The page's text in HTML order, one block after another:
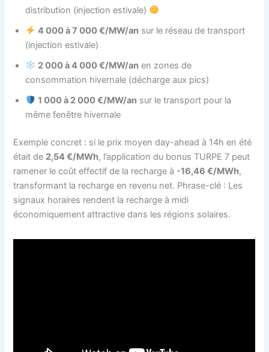
distribution (injection estivale)
4 000 à 7 000 €/MW/an sur le réseau de transport
(injection estivale)
2 000 à 4 000 €/MW/an en zones de
consommation hivernale (décharge aux pics)
1 000 à 2 000 €/MW/an sur le transport pour la
même fenêtre hivernale
Exemple concret : si le prix moyen day-ahead à 14h en été
était de 2,54 €/MWh, l’application du bonus TURPE 7 peut
ramener le coût effectif de la recharge à -16,46 €/MWh,
transformant la recharge en revenu net. Phrase-clé : Les
signaux horaires rendent la recharge à midi
économiquement attractive dans les régions solaires.